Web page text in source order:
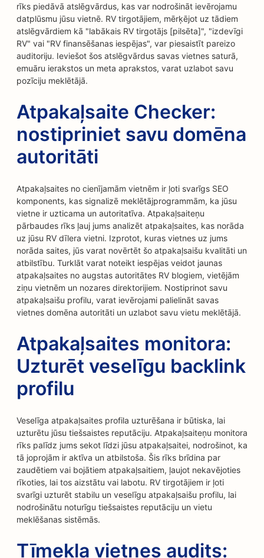
rīks piedāvā atslēgvārdus, kas var nodrošināt ievērojamu
datplūsmu jūsu vietnē. RV tirgotājiem, mērķējot uz tādiem
atslēgvārdiem kā "labākais RV tirgotājs [pilsēta]", "izdevīgi
RV" vai "RV finansēšanas iespējas", var piesaistīt pareizo
auditoriju. Ieviešot šos atslēgvārdus savas vietnes saturā,
emuāru ierakstos un meta aprakstos, varat uzlabot savu
pozīciju meklētājā.
Atpakaļsaite Checker:
nostipriniet savu domēna
autoritāti
Atpakaļsaites no cienījamām vietnēm ir ļoti svarīgs SEO
komponents, kas signalizē meklētājprogrammām, ka jūsu
vietne ir uzticama un autoritatīva. Atpakaļsaiteņu
pārbaudes rīks ļauj jums analizēt atpakaļsaites, kas norāda
uz jūsu RV dīlera vietni. Izprotot, kuras vietnes uz jums
norāda saites, jūs varat novērtēt šo atpakaļsaišu kvalitāti un
atbilstību. Turklāt varat noteikt iespējas veidot jaunas
atpakaļsaites no augstas autoritātes RV blogiem, vietējām
ziņu vietnēm un nozares direktorijiem. Nostiprinot savu
atpakaļsaišu profilu, varat ievērojami palielināt savas
vietnes domēna autoritāti un uzlabot savu vietu meklētājā.
Atpakaļsaites monitora:
Uzturēt veselīgu backlink
profilu
Veselīga atpakaļsaites profila uzturēšana ir būtiska, lai
uzturētu jūsu tiešsaistes reputāciju. Atpakaļsaiteņu monitora
rīks palīdz jums sekot līdzi jūsu atpakaļsaitei, nodrošinot, ka
tā joprojām ir aktīva un atbilstoša. Šis rīks brīdina par
zaudētiem vai bojātiem atpakaļsaitiem, ļaujot nekavējoties
rīkoties, lai tos aizstātu vai labotu. RV tirgotājiem ir ļoti
svarīgi uzturēt stabilu un veselīgu atpakaļsaišu profilu, lai
nodrošinātu noturīgu tiešsaistes reputāciju un vietu
meklēšanas sistēmās.
Tīmekļa vietnes audits: